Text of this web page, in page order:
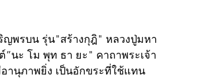
ญพรบน รุ่น"สร้างกุฎิ" หลวงปู่มหา
นะ โม พุท ธา ยะ" คาถาพระเจ้า
านุภาพยิ่ง เป็นอักขระที่ใช้แทน